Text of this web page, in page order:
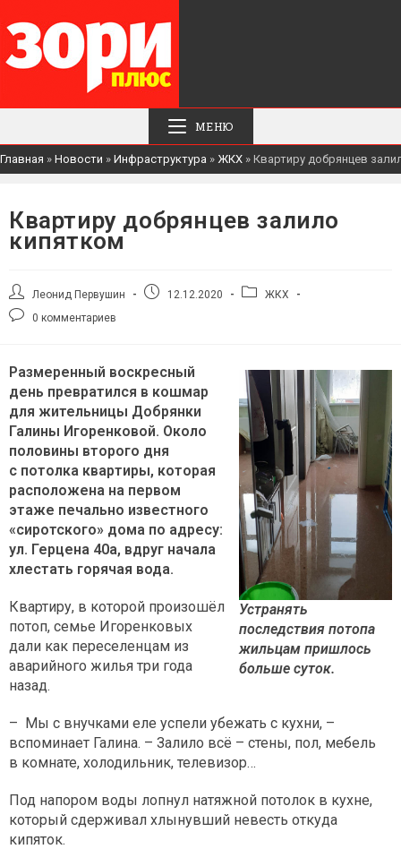
МЕНЮ
Главная » Новости » Инфраструктура » ЖКХ » Квартиру добрянцев
Квартиру добрянцев залило
кипятком
Автор
записи:
Леонид Первушин
Запись12.12.2020
Рубрика
ЖКХ
Комментарии
0 комментариев
Устранять
последствия потопа
жильцам пришлось
больше суток.
Размеренный воскресный
день превратился в кошмар
для жительницы Добрянки
Галины Игоренковой. Около
половины второго дня
с потолка квартиры, которая
расположена на первом
этаже печально известного
«сиротского» дома по адресу:
ул. Герцена 40а, вдруг начала
хлестать горячая вода.
Квартиру, в которой произошёл
потоп, семье Игоренковых
дали как переселенцам из
аварийного жилья три года
назад.
– Мы с внучками еле успели убежать с кухни, –
вспоминает Галина. – Залило всё – стены, пол, мебель
в комнате, холодильник, телевизор…
Под напором воды лопнул натяжной потолок в кухне,
который сдерживал хлынувший невесть откуда
кипяток.